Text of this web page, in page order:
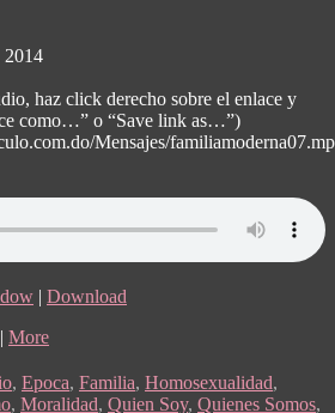
2014
haz click derecho sobre el enlace y
como…” o “Save link as…”)
Mensajes/
Download
More
, Epoca, Familia, Homosexualidad,
, Moralidad, Quien Soy, Quienes Somos,